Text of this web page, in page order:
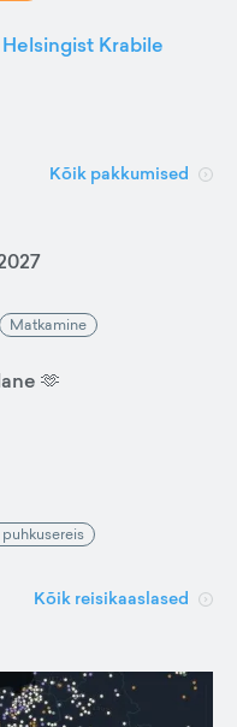
Krabile
Kõik pakkumised
Matkamine
🫶
Kõik reisikaaslased